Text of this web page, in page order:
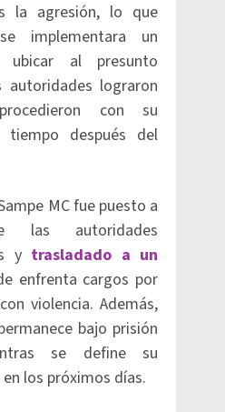
la agresión, lo que
implementara un
ubicar al presunto
autoridades lograron
con su
tiempo después del
MC fue puesto a
las autoridades
y trasladado a un
enfrenta cargos por
violencia. Además,
bajo prisión
se define su
los próximos días.